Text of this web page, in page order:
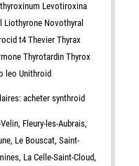
Levotiroxina
Liothyrone Novothyral
t4 Thevier Thyrax
Thyrotardin Thyrox
leo Unithroid
acheter synthroid
Fleury-les-Aubrais,
Le Bouscat, Saint-
La Celle-Saint-Cloud,